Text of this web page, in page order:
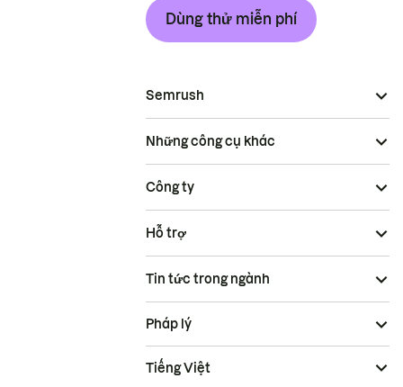
Dùng thử miễn phí
Semrush
Những công cụ khác
Công ty
Hỗ trợ
Tin tức trong ngành
Pháp lý
Tiếng Việt